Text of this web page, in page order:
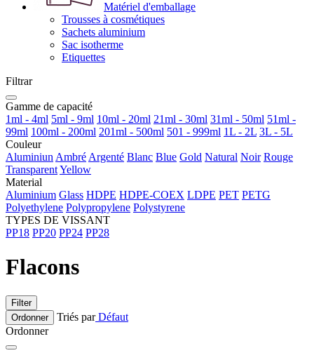
Matériel d'emballage
Trousses à cosmétiques
Sachets aluminium
Sac isotherme
Etiquettes
Filtrar
Gamme de capacité
1ml - 4ml 5ml - 9ml 10ml - 20ml 21ml - 30ml 31ml - 50ml 51ml -
99ml 100ml - 200ml 201ml - 500ml 501 - 999ml 1L - 2L 3L - 5L
Couleur
Aluminiun Ambré Argenté Blanc Blue Gold Natural Noir Rouge
TransparentYellow
Material
Aluminium Glass HDPE HDPE-COEX LDPE PET PETG
Polyethylene Polypropylene Polystyrene
TYPES DE VISSANT
PP18 PP20 PP24 PP28
Flacons
Filter
Ordonner
Triés parDéfaut
Ordonner